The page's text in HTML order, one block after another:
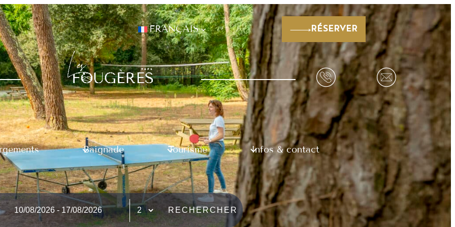
FRANÇAIS RÉSERVER
Baignade Tourisme Infos & contact
RECHERCHER